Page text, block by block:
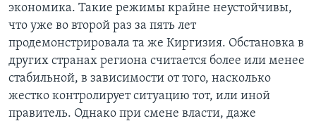
экономика. Такие режимы крайне неустойчивы,
что уже во второй раз за пять лет
продемонстрировала та же Киргизия. Обстановка в
других странах региона считается более или менее
стабильной, в зависимости от того, насколько
жестко контролирует ситуацию тот, или иной
правитель. Однако при смене власти, даже